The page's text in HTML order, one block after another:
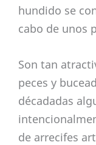
hundido se
cabo de unos
Son tan
peces y
décadadas
de arrecifes